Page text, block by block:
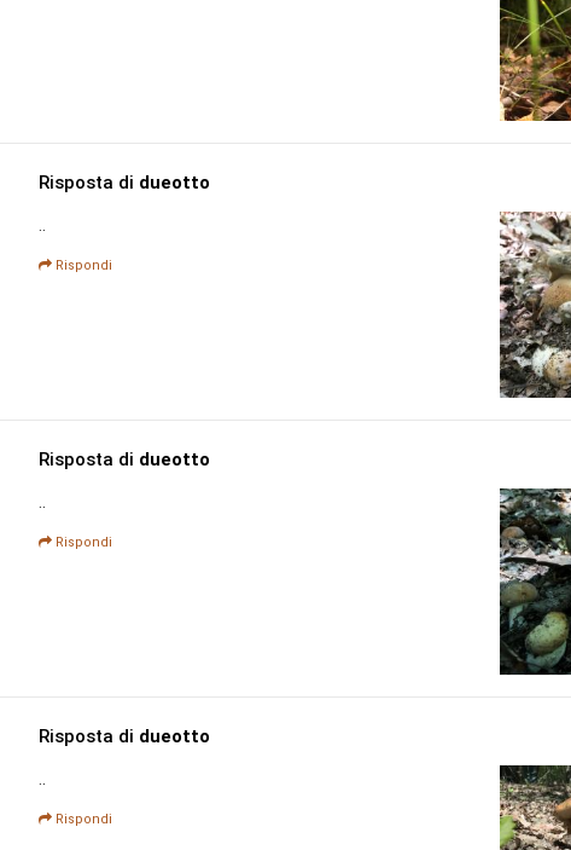
Risposta di dueotto
..
Rispondi
Risposta di dueotto
..
Rispondi
Risposta di dueotto
..
Rispondi